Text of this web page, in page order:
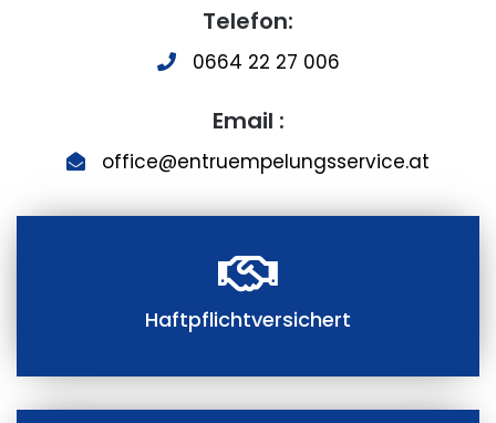
Telefon:
0664 22 27 006
Email :
office@entruempelungsservice.at
Haftpflichtversichert